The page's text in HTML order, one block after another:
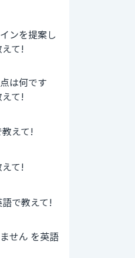
ンを提案し
て!
は何です
て!
えて!
て!
で教えて!
せん を英語